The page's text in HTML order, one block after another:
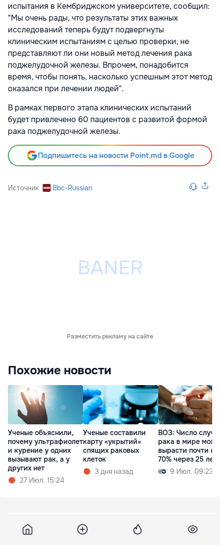
испытания в Кембриджском университете, сообщил:
"Мы очень рады, что результаты этих важных
исследований теперь будут подвергнуты
клиническим испытаниям с целью проверки, не
представляют ли они новый метод лечения рака
поджелудочной железы. Впрочем, понадобится
время, чтобы понять, насколько успешным этот метод
оказался при лечении людей".
В рамках первого этапа клинических испытаний
будет привлечено 60 пациентов с развитой формой
рака поджелудочной железы.
Подпишитесь на новости Point.md в Google
Источник Bbc-Russian
Разместить рекламу на сайте
Похожие новости
Ученые объяснили,
почему ультрафиолет
и курение у одних
вызывают рак, а у
других нет
27 Июл. 15:24
Ученые составили
карту «укрытий»
спящих раковых
клеток
3 дня назад
ВОЗ: Число
рака в мире
вырасти почти на
70% через 25 лет
9 Июл. 09:23
HotNews 22 февраля 2012, 11:39 593